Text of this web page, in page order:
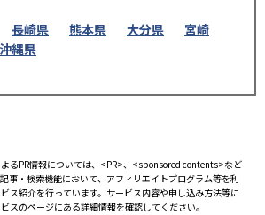
長崎県 熊本県 大分県
宮崎
沖縄県
るPR情報については、<PR>、<sponsored contents>など
事・検索機能において、アフィリエイトプログラム等を利
ス紹介を行っています。サービス内容や申し込み方法等に
スのページにある詳細情報を確認してください。